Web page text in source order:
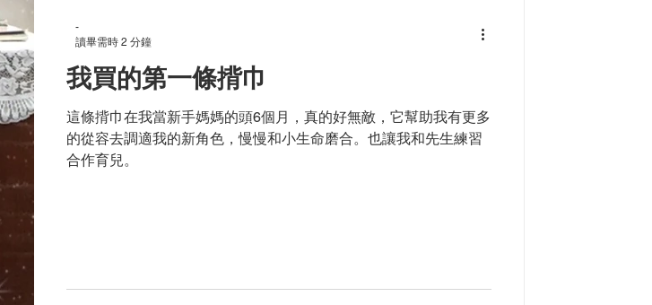
我買的第一條揹巾
這條揹巾在我當新手媽媽的頭6個月，真的好無敵，它幫助我有更多
的從容去調適我的新角色，慢慢和小生命磨合。也讓我和先生練習
合作育兒。
-
讀畢需時 2 分鐘